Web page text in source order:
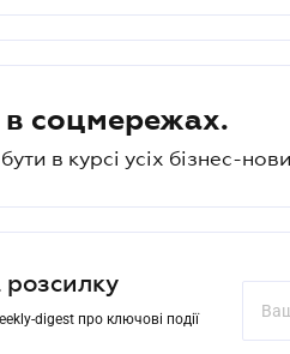
в соцмережах.
в курсі усіх бізнес-
розсилку
digest про ключові події